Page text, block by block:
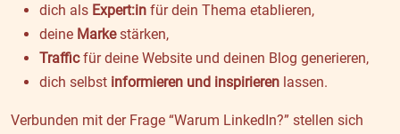
dich als Expert:in für dein Thema etablieren,
deine Markestärken,
Trafficfür deine Website und deinen Blog generieren,
dich selbst informieren und inspirieren lassen.
Verbunden mit der Frage “Warum LinkedIn?” stellen sich